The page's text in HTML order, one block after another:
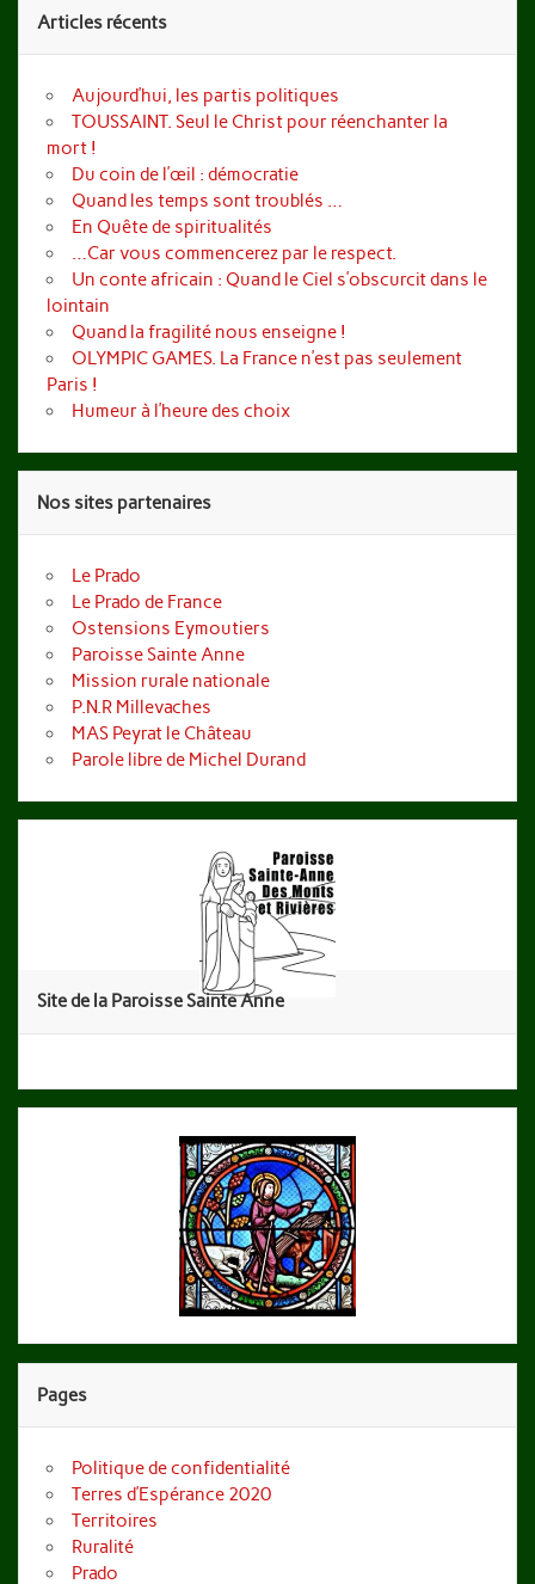
Articles récents
Aujourd’hui, les partis politiques
TOUSSAINT. Seul le Christ pour réenchanter la
mort !
Du coin de l’œil : démocratie
Quand les temps sont troublés …
En Quête de spiritualités
…Car vous commencerez par le respect.
Un conte africain : Quand le Ciel s’obscurcit dans le
lointain
Quand la fragilité nous enseigne !
OLYMPIC GAMES. La France n’est pas seulement
Paris !
Humeur à l’heure des choix
Nos sites partenaires
Le Prado
Le Prado de France
Ostensions Eymoutiers
Paroisse Sainte Anne
Mission rurale nationale
P.N.R Millevaches
MAS Peyrat le Château
Parole libre de Michel Durand
Site de la Paroisse Sainte Anne
Pages
Politique de confidentialité
Terres d’Espérance 2020
Territoires
Ruralité
Prado